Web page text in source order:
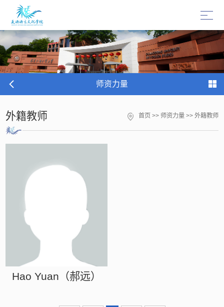
师资力量
外籍教师 首页 >> 师资力量>> 外籍教师
Hao Yuan（郝远）